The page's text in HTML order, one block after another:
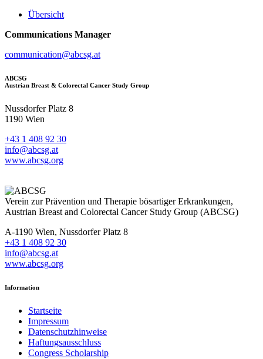
Übersicht
Communications Manager
communication@abcsg.at
ABCSG
Austrian Breast & Colorectal Cancer Study Group
Nussdorfer Platz 8
1190 Wien
+43 1 408 92 30
info@abcsg.at
www.abcsg.org
Verein zur Prävention und Therapie bösartiger Erkrankungen,
Austrian Breast and Colorectal Cancer Study Group (ABCSG)
A-1190 Wien, Nussdorfer Platz 8
+43 1 408 92 30
info@abcsg.at
www.abcsg.org
Information
Startseite
Impressum
Datenschutzhinweise
Haftungsausschluss
Congress Scholarship